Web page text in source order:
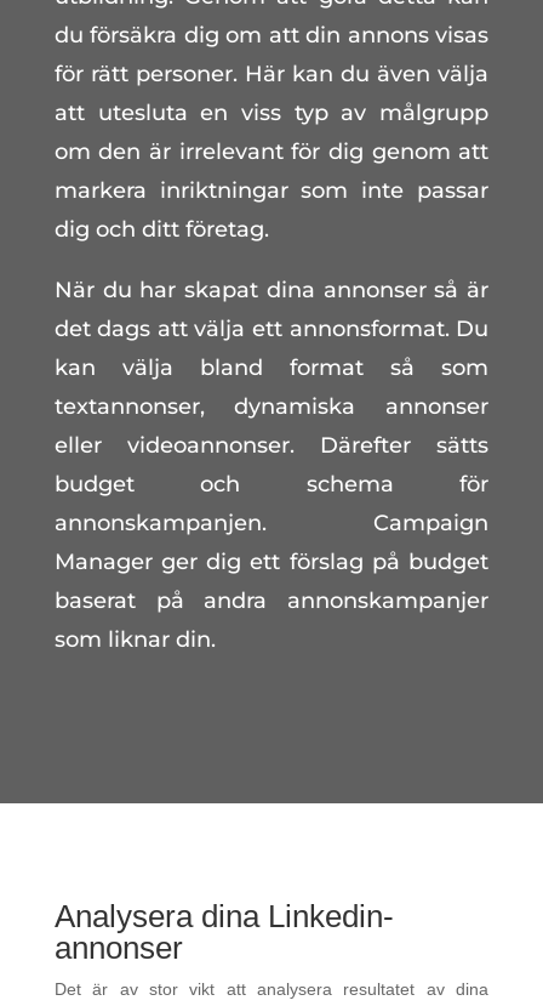
du försäkra dig om att din annons visas
för rätt personer. Här kan du även välja
att utesluta en viss typ av målgrupp
om den är irrelevant för dig genom att
markera inriktningar som inte passar
dig och ditt företag.
När du har skapat dina annonser så är
det dags att välja ett annonsformat. Du
kan välja bland format så som
textannonser, dynamiska annonser
eller videoannonser. Därefter sätts
budget och schema för
annonskampanjen. Campaign
Manager ger dig ett förslag på budget
baserat på andra annonskampanjer
som liknar din.
Analysera dina Linkedin-
annonser
Det är av stor vikt att analysera resultatet av dina